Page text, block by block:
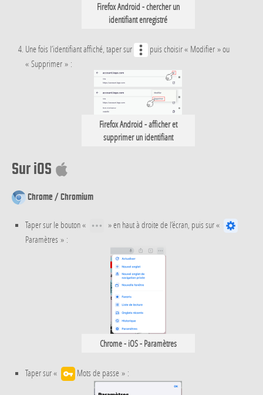
Firefox Android - chercher un
identifiant enregistré
Une fois l’identifiant affiché, taper sur
puis choisir « Modifier » ou
« Supprimer » :
Firefox Android - afficher et
supprimer un identifiant
Sur iOS
Chrome / Chromium
Taper sur le bouton «
» en haut à droite de l’écran, puis sur «
Paramètres » :
Chrome - iOS - Paramètres
Taper sur « Mots de passe » :